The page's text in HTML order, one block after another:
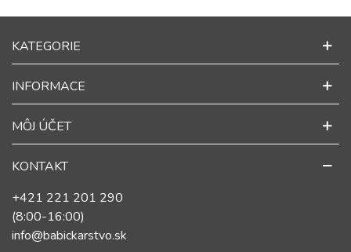
KATEGORIE
INFORMACE
MÔJ ÚČET
KONTAKT
+421 221 201 290
(8:00-16:00)
info@babickarstvo.sk